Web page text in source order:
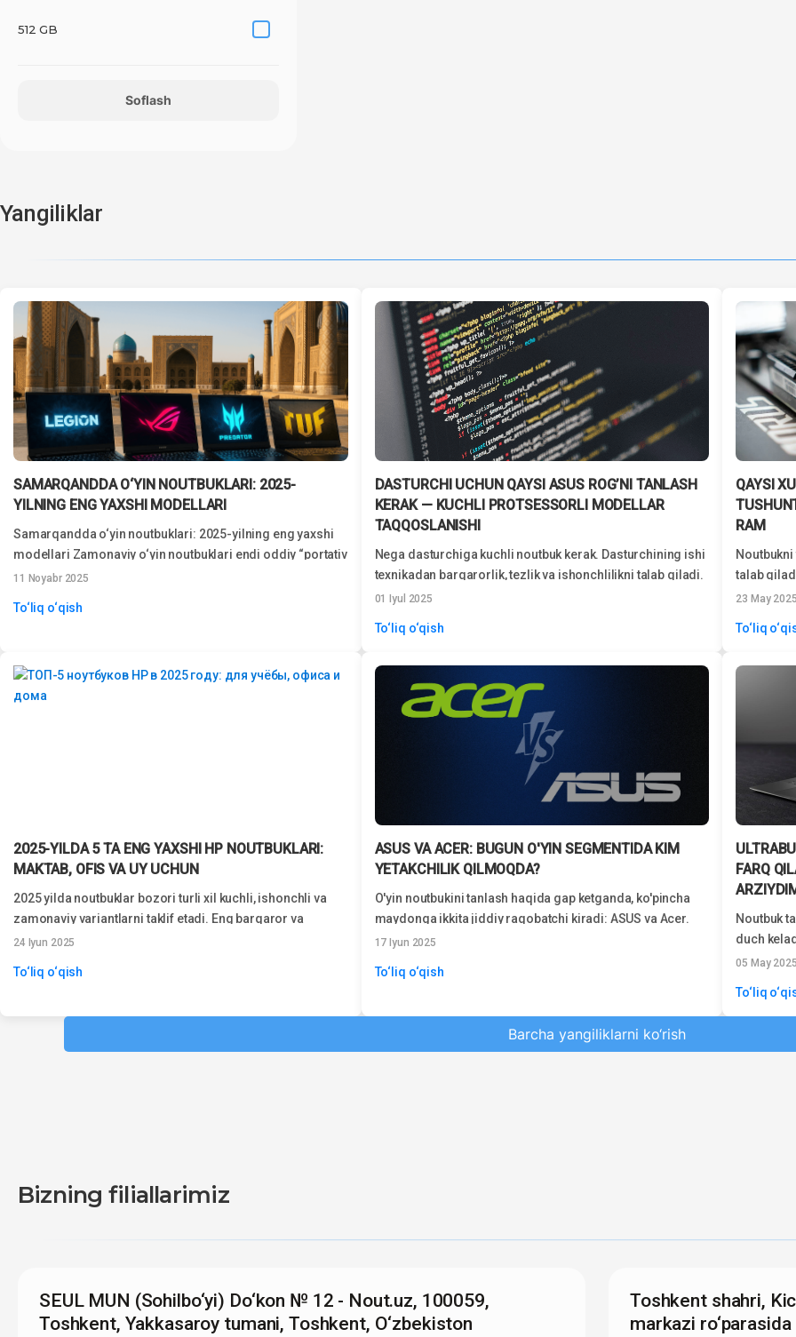
512 GB
Soflash
Yangiliklar
SAMARQANDDA O‘YIN NOUTBUKLARI: 2025-
YILNING ENG YAXSHI MODELLARI
Samarqandda o‘yin noutbuklari: 2025-yilning eng yaxshi
modellari Zamonaviy o‘yin noutbuklari endi oddiy “portativ
kompyuterlar” bo‘lishdan chiqdi. Bugungi kunda bu
zamonaviy videokartalar va tezkor ekranlar bilan
11 Noyabr 2025
To‘liq o‘qish
DASTURCHI UCHUN QAYSI ASUS ROG’NI TANLASH
KERAK — KUCHLI PROTSESSORLI MODELLAR
TAQQOSLANISHI
Nega dasturchiga kuchli noutbuk kerak. Dasturchining ishi
texnikadan barqarorlik, tezlik va ishonchlilikni talab qiladi.
Ayniqsa, agar siz og‘ir dasturlash muhitlari...
01 Iyul 2025
To‘liq o‘qish
QAYSI
RAM
talab
lekin
23 May 2025
To‘liq
2025-YILDA 5 TA ENG YAXSHI HP NOUTBUKLARI:
MAKTAB, OFIS VA UY UCHUN
2025 yilda noutbuklar bozori turli xil kuchli, ishonchli va
zamonaviy variantlarni taklif etadi. Eng barqaror va
mashhur brendlardan biri qolmoqda...
24 Iyun 2025
To‘liq o‘qish
ASUS VA ACER: BUGUN O'YIN SEGMENTIDA KIM
YETAKCHILIK QILMOQDA?
O'yin noutbukini tanlash haqida gap ketganda, ko'pincha
maydonga ikkita jiddiy raqobatchi kiradi: ASUS va Acer.
Ikkalasi ham...
17 Iyun 2025
To‘liq o‘qish
FARQ
Noutbuk
duch
qilishini
05 May 2025
To‘liq
Barcha yangiliklarni ko‘rish
Bizning filiallarimiz
SEUL MUN (Sohilbo‘yi) Do‘kon № 12 - Nout.uz, 100059,
Toshkent, Yakkasaroy tumani, Toshkent, O‘zbekiston
Toshkent shahri,
markazi ro‘parasida